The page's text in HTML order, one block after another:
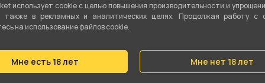
использует cookie c целью повышения производительности и
также в рекламных и аналитических целях. Продолжая работу с
на использование файлов cookie.
Мне есть 18 лет Мне нет 18 лет
- Sour
Lemon
Ананас
IZI QS 6000 - Sweet
Грейпфрут)
IZI QM
Needle